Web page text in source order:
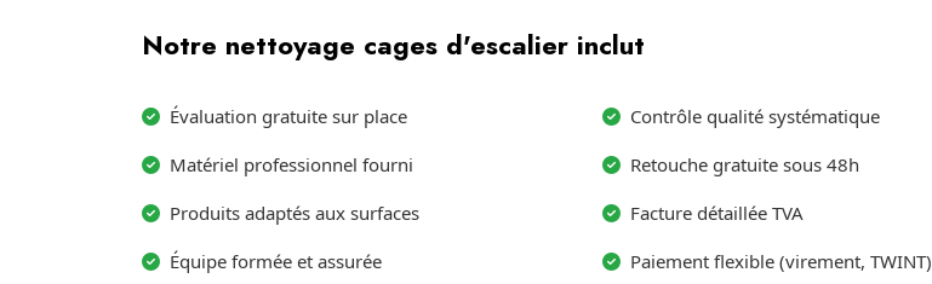
Notre nettoyage cages d'escalier inclut
Évaluation gratuite sur place
Matériel professionnel fourni
Produits adaptés aux surfaces
Équipe formée et assurée
Contrôle qualité systématique
Retouche gratuite sous 48h
Facture détaillée TVA
Paiement flexible (virement, TWINT)